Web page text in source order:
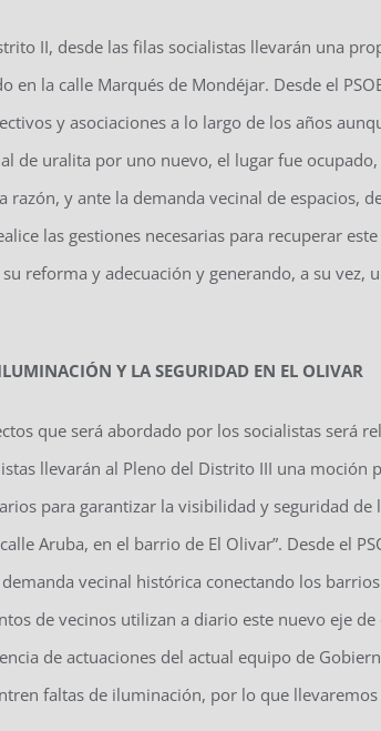
II, desde las filas socialistas llevarán una
en la calle Marqués de Mondéjar. Desde el
y asociaciones a lo largo de los años
de uralita por uno nuevo, el lugar fue
razón, y ante la demanda vecinal de espacios,
las gestiones necesarias para recuperar
reforma y adecuación y generando, a su vez,
Y LA SEGURIDAD EN EL OLIVAR
que será abordado por los socialistas será
llevarán al Pleno del Distrito III una moción
para garantizar la visibilidad y seguridad
Aruba, en el barrio de El Olivar”. Desde el
vecinal histórica conectando los
de vecinos utilizan a diario este nuevo eje
de actuaciones del actual equipo de
faltas de iluminación, por lo que